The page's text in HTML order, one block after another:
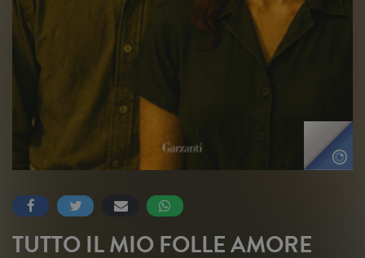
TUTTO IL MIO FOLLE AMORE